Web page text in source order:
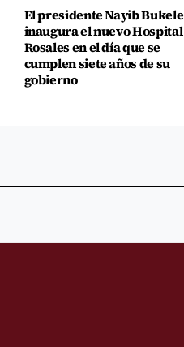
El presidente Nayib Bukele
inaugura el nuevo Hospital
Rosales en el día que se
cumplen siete años de su
gobierno